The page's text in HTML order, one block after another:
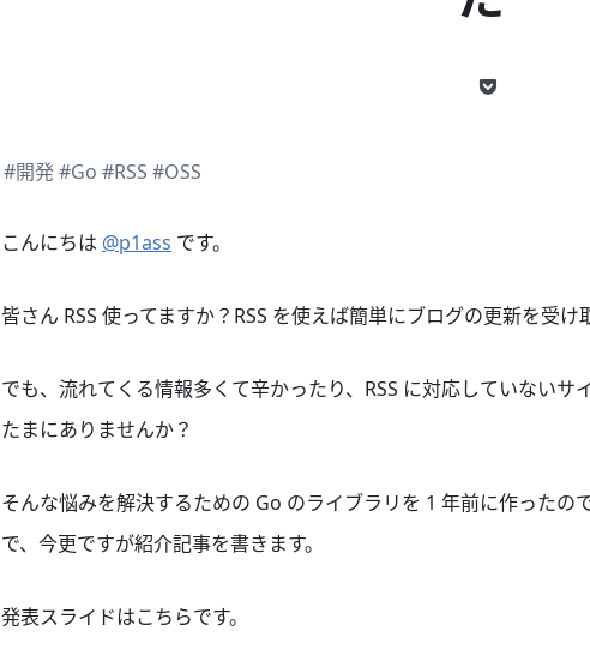
#開発#Go #RSS #OSS
こんにちは @p1ass です。
皆さん RSS 使ってますか？RSS を使えば簡単にブログの更新を受け
でも、流れてくる情報多くて辛かったり、RSS に対応していない
たまにありませんか？
そんな悩みを解決するための Go のライブラリを 1 年前に作ったの
で、今更ですが紹介記事を書きます。
発表スライドはこちらです。